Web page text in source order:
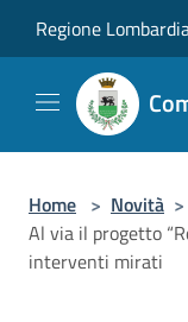
Regione
Home > Novità >
Al via il progetto
interventi mirati